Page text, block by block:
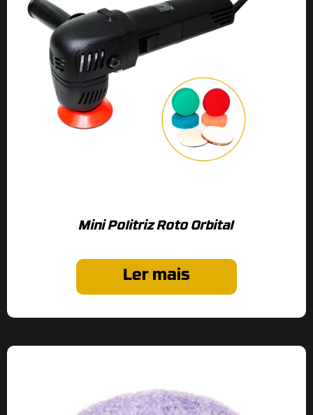
Mini Politriz Roto Orbital
Ler mais